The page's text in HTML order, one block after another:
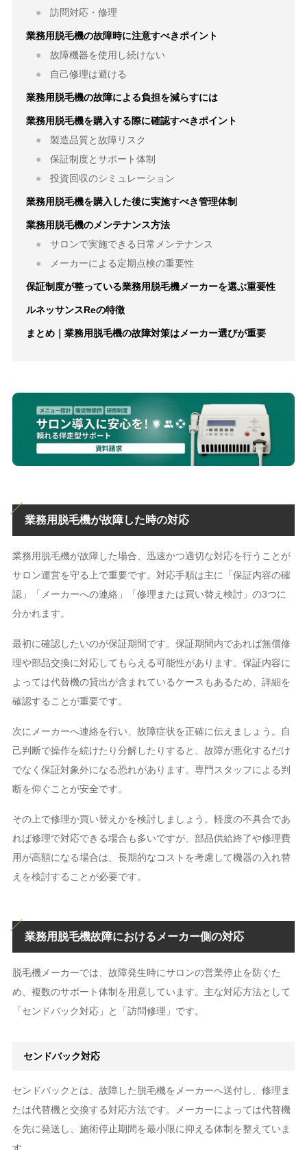
訪問対応・修理
業務用脱毛機の故障時に注意すべきポイント
故障機器を使用し続けない
自己修理は避ける
業務用脱毛機の故障による負担を減らすには
業務用脱毛機を購入する際に確認すべきポイント
製造品質と故障リスク
保証制度とサポート体制
投資回収のシミュレーション
業務用脱毛機を購入した後に実施すべき管理体制
業務用脱毛機のメンテナンス方法
サロンで実施できる日常メンテナンス
メーカーによる定期点検の重要性
保証制度が整っている業務用脱毛機メーカーを選ぶ重要性
ルネッサンスReの特徴
まとめ｜業務用脱毛機の故障対策はメーカー選びが重要
業務用脱毛機が故障した時の対応
業務用脱毛機が故障した場合、迅速かつ適切な対応を行うことが
サロン運営を守る上で重要です。対応手順は主に「保証内容の確
認」「メーカーへの連絡」「修理または買い替え検討」の3つに
分かれます。
最初に確認したいのが保証期間です。保証期間内であれば無償修
理や部品交換に対応してもらえる可能性があります。保証内容に
よっては代替機の貸出が含まれているケースもあるため、詳細を
確認することが重要です。
次にメーカーへ連絡を行い、故障症状を正確に伝えましょう。自
己判断で操作を続けたり分解したりすると、故障が悪化するだけ
でなく保証対象外になる恐れがあります。専門スタッフによる判
断を仰ぐことが安全です。
その上で修理か買い替えかを検討しましょう。軽度の不具合であ
れば修理で対応できる場合も多いですが、部品供給終了や修理費
用が高額になる場合は、長期的なコストを考慮して機器の入れ替
えを検討することが必要です。
業務用脱毛機故障におけるメーカー側の対応
脱毛機メーカーでは、故障発生時にサロンの営業停止を防ぐた
め、複数のサポート体制を用意しています。主な対応方法として
「センドバック対応」と「訪問修理」です。
センドバック対応
センドバックとは、故障した脱毛機をメーカーへ送付し、修理ま
たは代替機と交換する対応方法です。メーカーによっては代替機
を先に発送し、施術停止期間を最小限に抑える体制を整えていま